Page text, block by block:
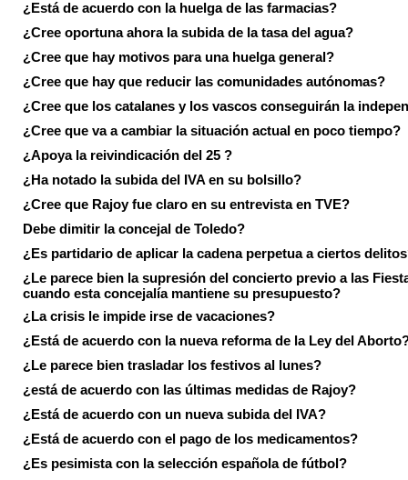
¿Está de acuerdo con la huelga de las farmacias?
¿Cree oportuna ahora la subida de la tasa del agua?
¿Cree que hay motivos para una huelga general?
¿Cree que hay que reducir las comunidades autónomas?
¿Cree que los catalanes y los vascos conseguirán la
¿Cree que va a cambiar la situación actual en poco tiempo?
¿Apoya la reivindicación del 25 ?
¿Ha notado la subida del IVA en su bolsillo?
¿Cree que Rajoy fue claro en su entrevista en TVE?
Debe dimitir la concejal de Toledo?
¿Es partidario de aplicar la cadena perpetua a ciertos
¿Le parece bien la supresión del concierto previo a las
cuando esta concejalía mantiene su presupuesto?
¿La crisis le impide irse de vacaciones?
¿Está de acuerdo con la nueva reforma de la Ley del
¿Le parece bien trasladar los festivos al lunes?
¿está de acuerdo con las últimas medidas de Rajoy?
¿Está de acuerdo con un nueva subida del IVA?
¿Está de acuerdo con el pago de los medicamentos?
¿Es pesimista con la selección española de fútbol?